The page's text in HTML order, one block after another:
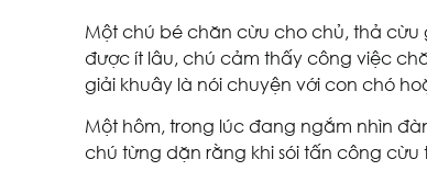
Một chú bé chăn cừu cho chủ, thả
được ít lâu, chú cảm thấy công việc
giải khuây là nói chuyện với con chó
Một hôm, trong lúc đang ngắm nhìn
chú từng dặn rằng khi sói tấn công